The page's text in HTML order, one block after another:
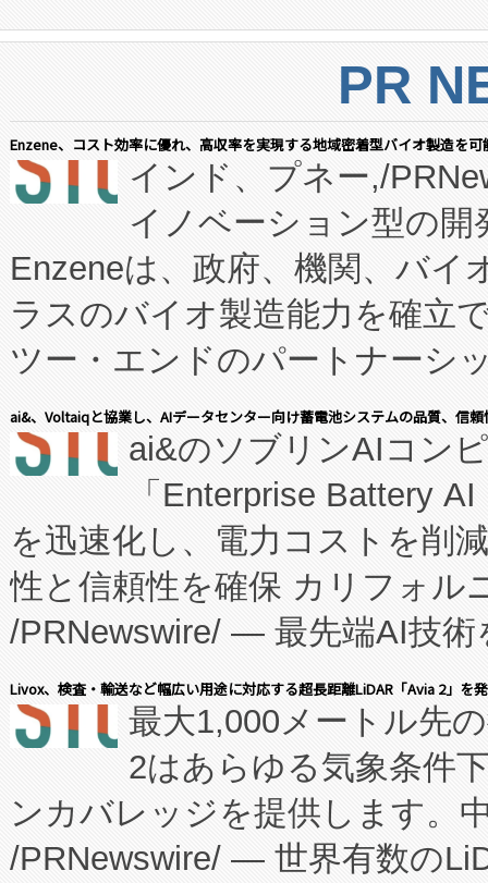
PR
Enzene、コスト効率に優れ、高収率を実現する地域密着型バイオ製造を
インド、プネー,/
イノベーション型の
Enzeneは、政府、機関、バイ
ラスのバイオ製造能力を確立
ツー・エンドのパートナーシ
表しました。 同社の実績ある
manufacturing™ (FCCM™) プ
たNeXは、バイオ医薬品製造
従来のフェッドバッチ施設の
に、患者やサプライチェーン
キー方式で拡張性が高く、持
す。FCCM‑を活用した現地生
患者にとっての費用負担を大
のアクセスを大幅に拡大する
Fully-Connected Continuous
プログラムには、施設設計・
ai&、Voltaiqと協業し、AIデータセンター向け蓄電池システムの品質、信
ai&のソブリンAIコン
「Enterprise Battery
を迅速化し、電力コストを削
性と信頼性を確保 カリフォル
/PRNewswire/ — 最先端AI技術
会社エーアイ・アンド：本社
President原信平）と、エンタ
ードするVoltaiqは、日本にあ
ーエネルギー貯蔵システム（
た。 Voltaiq独自のAI搭載プラ
Livox、検査・輸送など幅広い用途に対応する超長距離LiDAR「Avia 2」を
最大1,000メートル先
2はあらゆる気象条件
ンカバレッジを提供します。
/PRNewswire/ — 世界有数の